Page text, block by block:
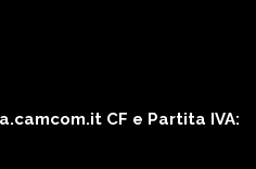
CF e Partita IVA: